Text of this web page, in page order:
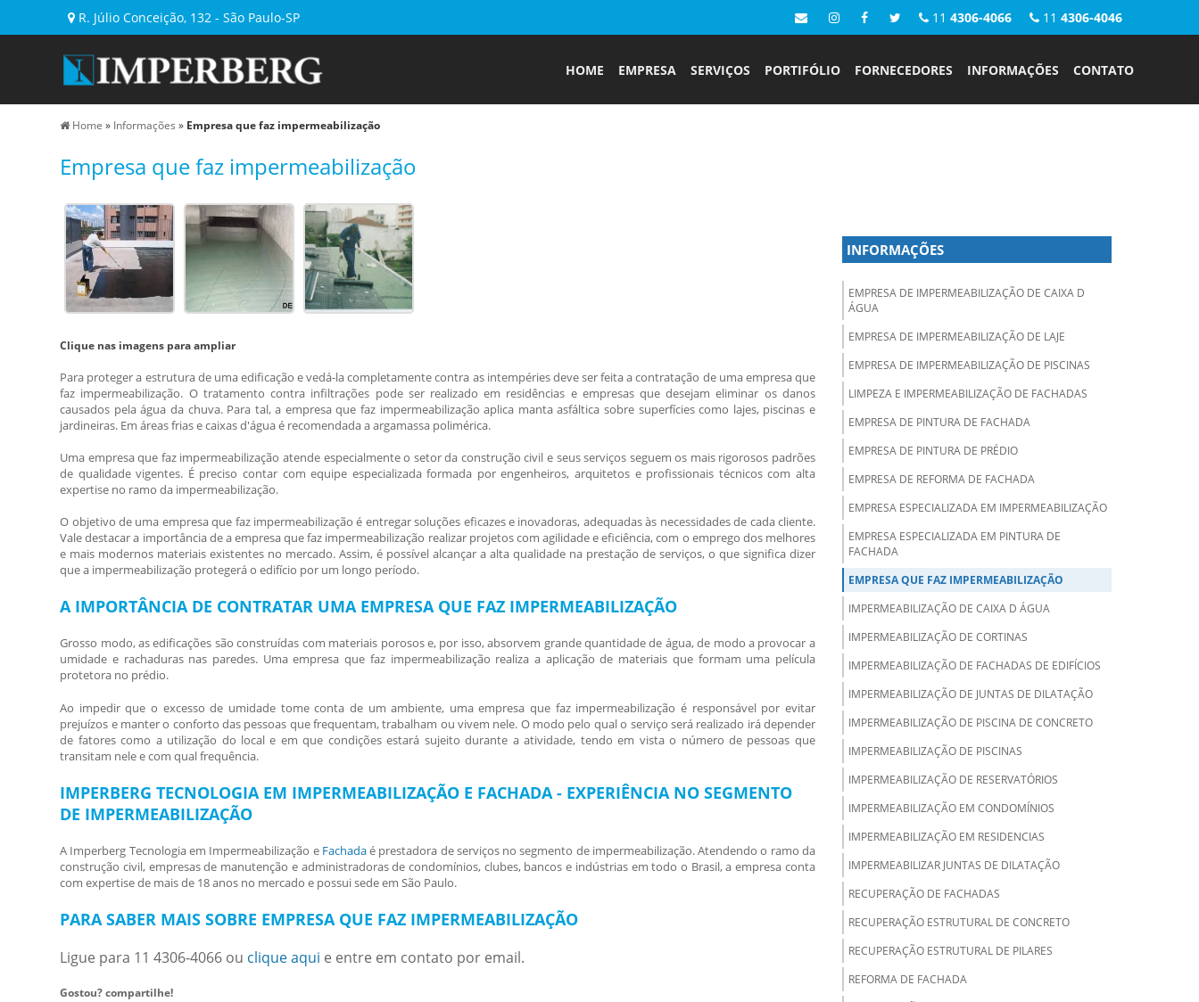
R. Júlio Conceição, 132 - São Paulo-SP 11 4306-4046
11 4306-4066
HOME EMPRESA SERVIÇOS PORTIFÓLIO FORNECEDORES INFORMAÇÕES CONTATO
Home » Informações» Empresa que faz impermeabilização
Empresa que faz impermeabilização
Clique nas imagens para ampliar
Para proteger a estrutura de uma edificação e vedá-la completamente contra as intempéries deve ser feita a contratação de umaempresa que
faz impermeabilização. O tratamento contra infiltrações pode ser realizado em residências e empresas que desejam eliminar os danos
causados pela água da chuva. Para tal, a empresa que faz impermeabilização aplica manta asfáltica sobre superfícies como lajes, piscinas e
jardineiras. Em áreas frias e caixas d'água é recomendada a argamassa polimérica.
Uma empresa que faz impermeabilização atende especialmente o setor da construção civil e seus serviços seguem os mais rigorosos padrões
de qualidade vigentes. É preciso contar com equipe especializada formada por engenheiros, arquitetos e profissionais técnicos com alta
expertise no ramo da impermeabilização.
O objetivo de uma empresa que faz impermeabilização é entregar soluções eficazes e inovadoras, adequadas às necessidades de cada cliente.
Vale destacar a importância de aempresa que faz impermeabilização realizar projetos com agilidade e eficiência, com o emprego dos melhores
e mais modernos materiais existentes no mercado. Assim, é possível alcançar a alta qualidade na prestação de serviços, o que significa dizer
que a impermeabilização protegerá o edifício por um longo período.
A IMPORTÂNCIA DE CONTRATAR UMA EMPRESA QUE FAZ IMPERMEABILIZAÇÃO
Grosso modo, as edificações são construídas com materiais porosos e, por isso, absorvem grande quantidade de água, de modo a provocar a
umidade e rachaduras nas paredes. Umaempresa que faz impermeabilização realiza a aplicação de materiais que formam uma película
protetora no prédio.
Ao impedir que o excesso de umidade tome conta de um ambiente, umaempresa que faz impermeabilização é responsável por evitar
prejuízos e manter o conforto das pessoas que frequentam, trabalham ou vivem nele. O modo pelo qual o serviço será realizado irá depender
de fatores como a utilização do local e em que condições estará sujeito durante a atividade, tendo em vista o número de pessoas que
transitam nele e com qual frequência.
IMPERBERG TECNOLOGIA EM IMPERMEABILIZAÇÃO E FACHADA - EXPERIÊNCIA NO SEGMENTO
DE IMPERMEABILIZAÇÃO
A Imperberg Tecnologia em Impermeabilização e Fachadaé prestadora de serviços no segmento de impermeabilização. Atendendo o ramo da
construção civil, empresas de manutenção e administradoras de condomínios, clubes, bancos e indústrias em todo o Brasil, a empresa conta
com expertise de mais de 18 anos no mercado e possui sede em São Paulo.
PARA SABER MAIS SOBRE EMPRESA QUE FAZ IMPERMEABILIZAÇÃO
Ligue para 11 4306-4066 ou clique aqui e entre em contato por email.
Gostou? compartilhe!
INFORMAÇÕES
EMPRESA DE IMPERMEABILIZAÇÃO DE CAIXA D
ÁGUA
EMPRESA DE IMPERMEABILIZAÇÃO DE LAJE
EMPRESA DE IMPERMEABILIZAÇÃO DE PISCINAS
LIMPEZA E IMPERMEABILIZAÇÃO DE FACHADAS
EMPRESA DE PINTURA DE FACHADA
EMPRESA DE PINTURA DE PRÉDIO
EMPRESA DE REFORMA DE FACHADA
EMPRESA ESPECIALIZADA EM IMPERMEABILIZAÇÃO
EMPRESA ESPECIALIZADA EM PINTURA DE
FACHADA
EMPRESA QUE FAZ IMPERMEABILIZAÇÃO
IMPERMEABILIZAÇÃO DE CAIXA D ÁGUA
IMPERMEABILIZAÇÃO DE CORTINAS
IMPERMEABILIZAÇÃO DE FACHADAS DE EDIFÍCIOS
IMPERMEABILIZAÇÃO DE JUNTAS DE DILATAÇÃO
IMPERMEABILIZAÇÃO DE PISCINA DE CONCRETO
IMPERMEABILIZAÇÃO DE PISCINAS
IMPERMEABILIZAÇÃO DE RESERVATÓRIOS
IMPERMEABILIZAÇÃO EM CONDOMÍNIOS
IMPERMEABILIZAÇÃO EM RESIDENCIAS
IMPERMEABILIZAR JUNTAS DE DILATAÇÃO
RECUPERAÇÃO DE FACHADAS
RECUPERAÇÃO ESTRUTURAL DE CONCRETO
RECUPERAÇÃO ESTRUTURAL DE PILARES
REFORMA DE FACHADA